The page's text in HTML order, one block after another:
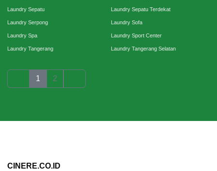
Laundry Sepatu Laundry Sepatu Terdekat
Laundry Serpong Laundry Sofa
Laundry Spa Laundry Sport Center
Laundry Tangerang Laundry Tangerang Selatan
1 2
CINERE.CO.ID